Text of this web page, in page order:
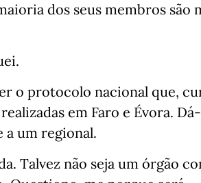
dos seus membros são
o protocolo nacional que,
em Faro e Évora.
a um regional.
Talvez não seja um órgão